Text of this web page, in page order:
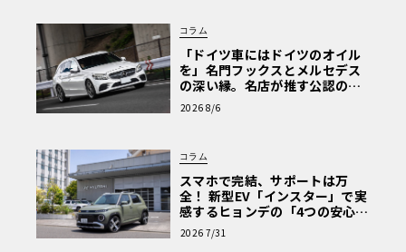
コラム
「ドイツ車にはドイツのオイル
を」名門フックスとメルセデス
の深い縁。名店が推す公認の安
心と、Cクラスで味わうシルキー
な走り〈PR〉
2026 8/6
コラム
スマホで完結、サポートは万
全！ 新型EV「インスター」で実
感するヒョンデの「4つの安心」
【第1回・ヒョンデ6つの疑問：
Why? Hyundai?】〈PR〉
2026 7/31